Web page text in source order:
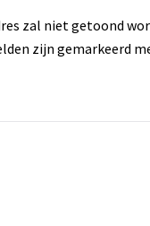
zal niet getoond
zijn gemarkeerd